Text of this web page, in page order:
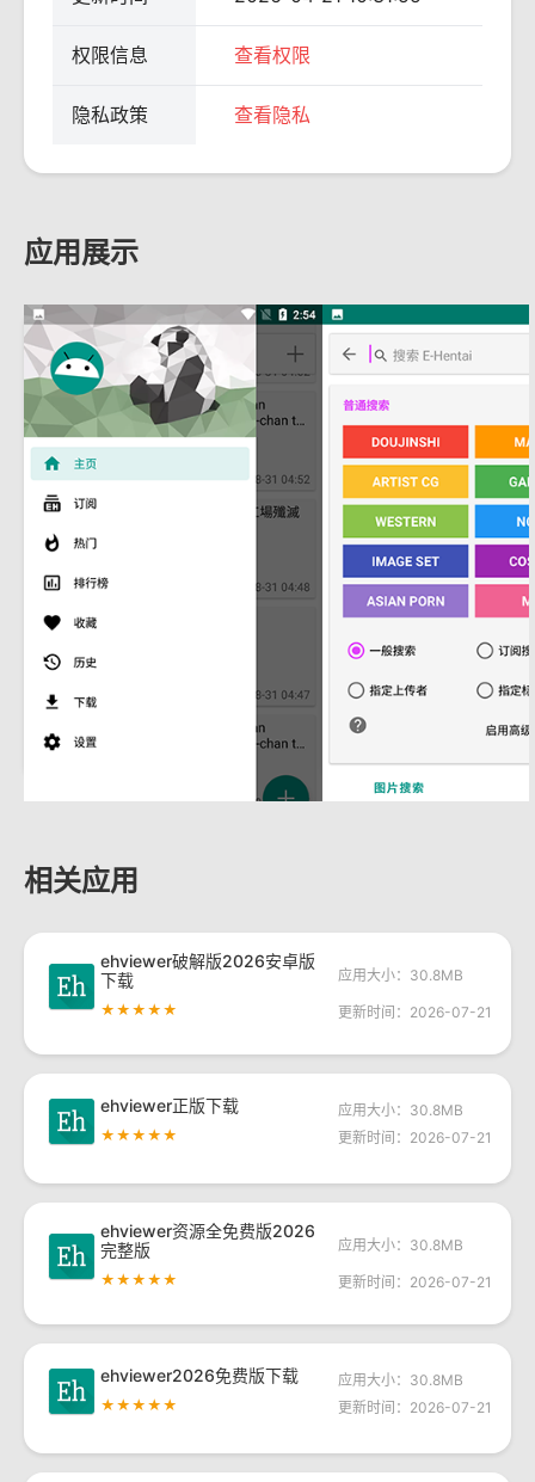
权限信息 查看权限
隐私政策 查看隐私
应用展示
相关应用
ehviewer破解版2026安卓版
下载
★★★★★
应用大小：30.8MB
更新时间：2026-07-21
ehviewer正版下载
★★★★★
应用大小：30.8MB
更新时间：2026-07-21
ehviewer资源全免费版2026
完整版
★★★★★
应用大小：30.8MB
更新时间：2026-07-21
ehviewer2026免费版下载
★★★★★
应用大小：30.8MB
更新时间：2026-07-21